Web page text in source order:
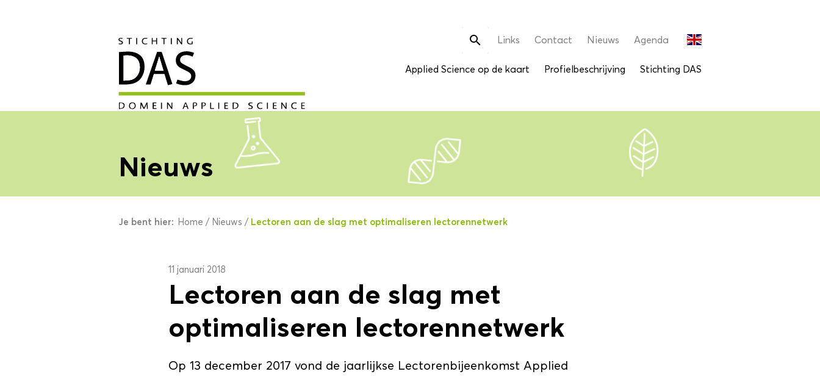
Zoek
naar:
 Links Contact Nieuws Agenda
Applied Science op de kaart Profielbeschrijving Stichting DAS
Nieuws
Je bent hier: Home / Nieuws / Lectoren aan de slag met optimaliseren lectorennetwerk
11 januari 2018
Lectoren aan de slag met
optimaliseren lectorennetwerk
Op 13 december 2017 vond de jaarlijkse Lectorenbijeenkomst Applied